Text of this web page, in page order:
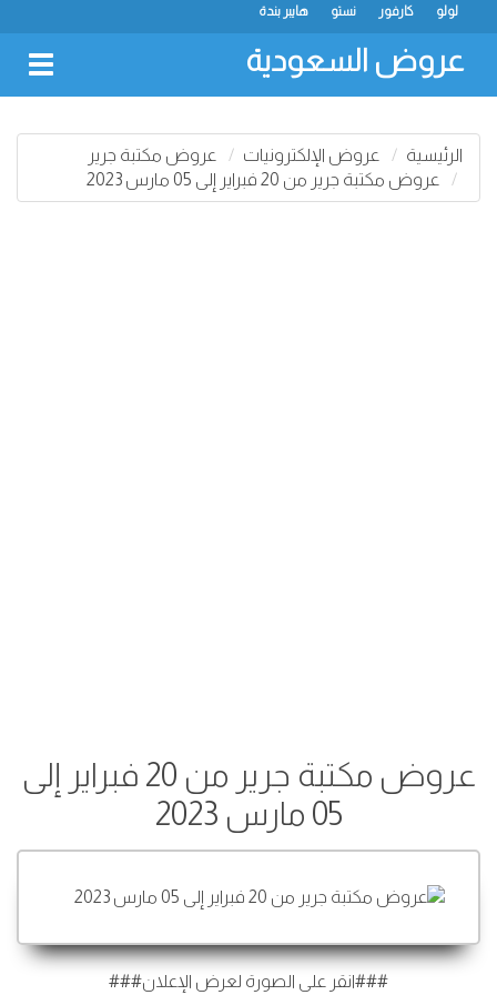
هايبر بندة نستو كارفور لولو
عروض السعودية
الرئيسية عروض الإلكترونيات
عروض مكتبة جرير
عروض مكتبة جرير من 20 فبراير إلى 05 مارس 2023
عروض مكتبة جرير من 20 فبراير إلى
05 مارس 2023
###انقر على الصورة لعرض الإعلان###